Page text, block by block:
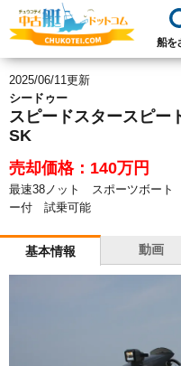
船を
2025/06/11更新
シードゥー
スピードスタースピー
SK
売却価格：140万円
最速38ノット スポーツボート
ー付 試乗可能
基本情報 動画